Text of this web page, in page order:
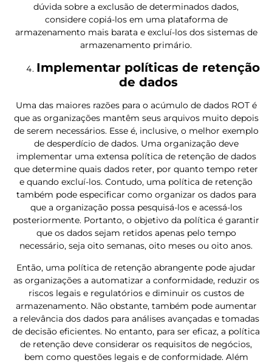
dúvida sobre a exclusão de determinados dados,
considere copiá-los em uma plataforma de
armazenamento mais barata e excluí-los dos sistemas de
armazenamento primário.
Implementar políticas de retenção
de dados
Uma das maiores razões para o acúmulo de dados ROT é
que as organizações mantêm seus arquivos muito depois
de serem necessários. Esse é, inclusive, o melhor exemplo
de desperdício de dados. Uma organização deve
implementar uma extensa política de retenção de dados
que determine quais dados reter, por quanto tempo reter
e quando excluí-los. Contudo, uma política de retenção
também pode especificar como organizar os dados para
que a organização possa pesquisá-los e acessá-los
posteriormente. Portanto, o objetivo da política é garantir
que os dados sejam retidos apenas pelo tempo
necessário, seja oito semanas, oito meses ou oito anos.
Então, uma política de retenção abrangente pode ajudar
as organizações a automatizar a conformidade, reduzir os
riscos legais e regulatórios e diminuir os custos de
armazenamento. Não obstante, também pode aumentar
a relevância dos dados para análises avançadas e tomadas
de decisão eficientes. No entanto, para ser eficaz, a política
de retenção deve considerar os requisitos de negócios,
bem como questões legais e de conformidade. Além